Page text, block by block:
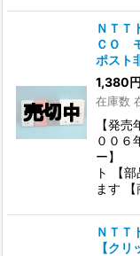
ＮＴ
ＣＯ
ポスト
1,380円
在庫数
【発
００６
ー】
ト 【
ます
ＮＴ
【ク